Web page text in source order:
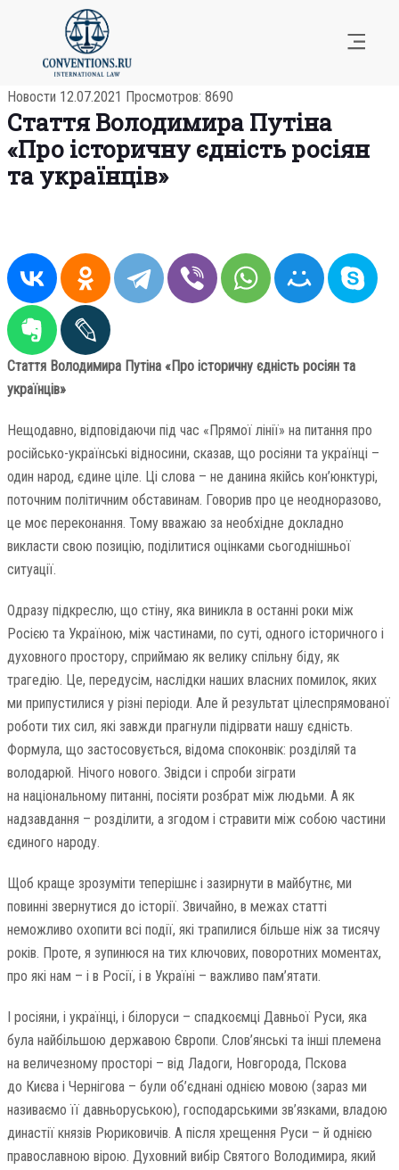
Новости 12.07.2021 Просмотров: 8690
Стаття Володимира Путіна
«Про історичну єдність росіян
та українців»
Стаття Володимира Путіна «Про історичну єдність росіян та
українців»
Нещодавно, відповідаючи під час «Прямої лінії» на питання про
російсько-українські відносини, сказав, що росіяни та українці –
один народ, єдине ціле. Ці слова – не данина якійсь кон’юнктурі,
поточним політичним обставинам. Говорив про це неодноразово,
це моє переконання. Тому вважаю за необхідне докладно
викласти свою позицію, поділитися оцінками сьогоднішньої
ситуації.
Одразу підкреслю, що стіну, яка виникла в останні роки між
Росією та Україною, між частинами, по суті, одного історичного і
духовного простору, сприймаю як велику спільну біду, як
трагедію. Це, передусім, наслідки наших власних помилок, яких
ми припустилися у різні періоди. Але й результат цілеспрямованої
роботи тих сил, які завжди прагнули підірвати нашу єдність.
Формула, що застосовується, відома споконвік: розділяй та
володарюй. Нічого нового. Звідси і спроби зіграти
на національному питанні, посіяти розбрат між людьми. А як
надзавдання – розділити, а згодом і стравити між собою частини
єдиного народу.
Щоб краще зрозуміти теперішнє і зазирнути в майбутнє, ми
повинні звернутися до історії. Звичайно, в межах статті
неможливо охопити всі події, які трапилися більше ніж за тисячу
років. Проте, я зупинюся на тих ключових, поворотних моментах,
про які нам – і в Росії, і в Україні – важливо пам’ятати.
І росіяни, і українці, і білоруси – спадкоємці Давньої Руси, яка
була найбільшою державою Європи. Слов’янські та інші племена
на величезному просторі – від Ладоги, Новгорода, Пскова
до Києва і Чернігова – були об’єднані однією мовою (зараз ми
називаємо її давньоруською), господарськими зв’язками, владою
династії князів Рюриковичів. А після хрещення Руси – й однією
православною вірою. Духовний вибір Святого Володимира, який